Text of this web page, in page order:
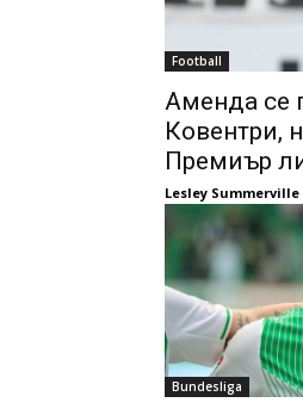
Football
Аменда се
Ковентри,
Премиър
Lesley Summerville
Bundesliga